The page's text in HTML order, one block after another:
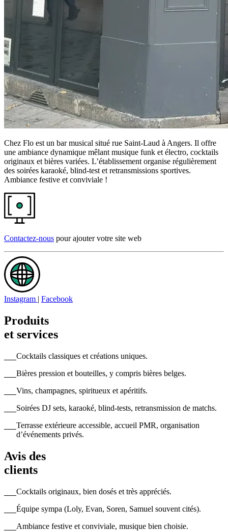
Chez Flo est un bar musical situé rue Saint-Laud à Angers. Il offre
une ambiance dynamique mêlant musique funk et électro, cocktails
originaux et bières variées. L’établissement organise régulièrement
des soirées karaoké, blind-test et retransmissions sportives.
Ambiance festive et conviviale !
Contactez-nous pour ajouter votre site web
Instagram | Facebook
Produits
et services
Cocktails classiques et créations uniques.
Bières pression et bouteilles, y compris bières belges.
Vins, champagnes, spiritueux et apéritifs.
Soirées DJ sets, karaoké, blind-tests, retransmission de matchs.
Terrasse extérieure accessible, accueil PMR, organisation
d’événements privés.
Avis des
clients
Cocktails originaux, bien dosés et très appréciés.
Équipe sympa (Loly, Evan, Soren, Samuel souvent cités).
Ambiance festive et conviviale, musique bien choisie.